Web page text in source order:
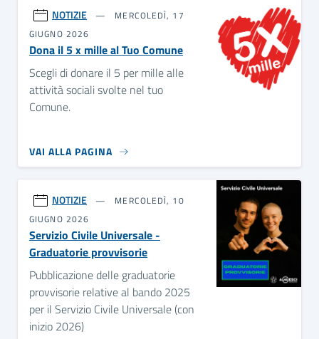
NOTIZIE
MERCOLEDÌ, 17
GIUGNO 2026
Dona il 5 x mille al Tuo Comune
Scegli di donare il 5 per mille alle
attività sociali svolte nel tuo
Comune.
VAI ALLA PAGINA
NOTIZIE
MERCOLEDÌ, 10
GIUGNO 2026
Servizio Civile Universale -
Graduatorie provvisorie
Pubblicazione delle graduatorie
provvisorie relative al bando 2025
per il Servizio Civile Universale (con
inizio 2026)